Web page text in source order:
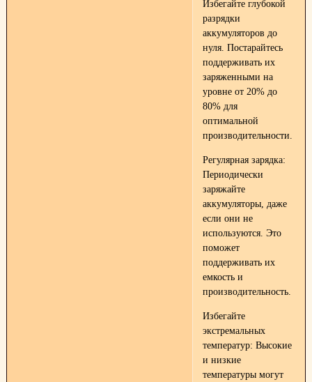
Избегайте глубокой
разрядки
аккумуляторов до
нуля. Постарайтесь
поддерживать их
заряженными на
уровне от 20% до
80% для
оптимальной
производительности.
Регулярная зарядка:
Периодически
заряжайте
аккумуляторы, даже
если они не
используются. Это
поможет
поддерживать их
емкость и
производительность.
Избегайте
экстремальных
температур: Высокие
и низкие
температуры могут